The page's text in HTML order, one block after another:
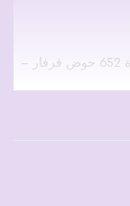
الموقع: كفر الشيخ (مدخل مصيف بلطيم – وحدة 652 حوض فرفار –